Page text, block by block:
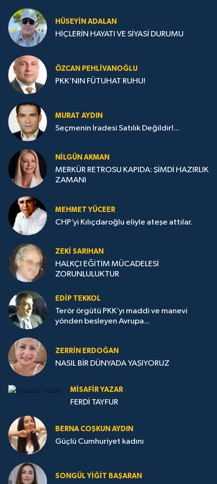
HÜSEYIN ADALAN
HİÇLERİN HAYATI VE SİYASİ DURUMU
ÖZCAN PEHLIVANOĞLU
PKK’NIN FÜTUHAT RUHU!
MURAT AYDIN
Seçmenin İradesi Satılık Değildir!...
NILGÜN AKMAN
MERKÜR RETROSU KAPIDA: ŞİMDİ HAZIRLIK
ZAMANI
MEHMET YÜCEER
CHP’yi Kılıçdaroğlu eliyle ateşe attılar.
ZEKI SARIHAN
HALKÇI EĞİTİM MÜCADELESİ
ZORUNLULUKTUR
EDIP TEKKOL
Terör örgütü PKK’yı maddi ve manevi
yönden besleyen Avrupa...
ZERRIN ERDOĞAN
NASIL BİR DÜNYADA YAŞIYORUZ
MISAFIR YAZAR
FERDİ TAYFUR
BERNA COŞKUN AYDIN
Güçlü Cumhuriyet kadını
SONGÜL YIĞIT BAŞARAN